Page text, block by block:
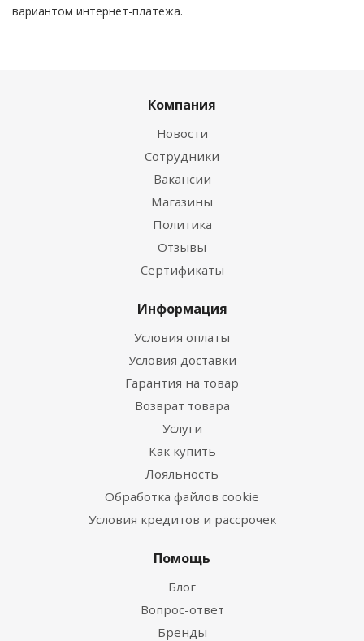
вариантом интернет-платежа.
Компания
Новости
Сотрудники
Вакансии
Магазины
Политика
Отзывы
Сертификаты
Информация
Условия оплаты
Условия доставки
Гарантия на товар
Возврат товара
Услуги
Как купить
Лояльность
Обработка файлов cookie
Условия кредитов и рассрочек
Помощь
Блог
Вопрос-ответ
Бренды